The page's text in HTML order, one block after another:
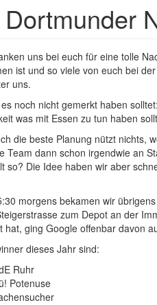
Dortmunder
uns bei euch für eine tolle
ist und so viele von euch bei
uns.
noch nicht gemerkt haben
was mit Essen zu tun haben
die beste Planung nützt nichts,
Team dann schon irgendwie an
so? Die Idee haben wir aber
morgens bekamen wir
zum Depot an der
hat, ging Google offenbar davon
dieses Jahr sind:
Ruhr
Potenuse